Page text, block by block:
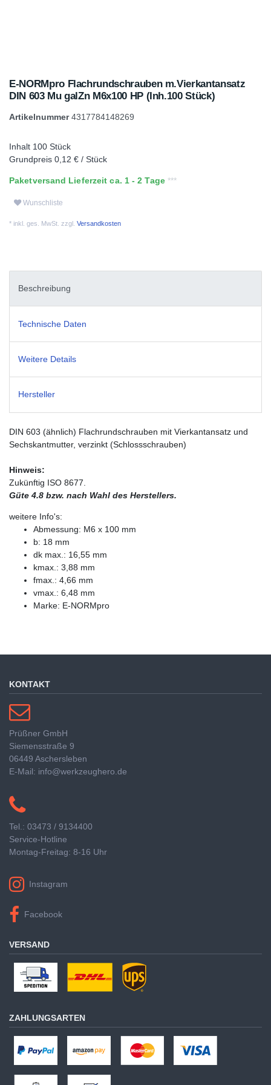
E-NORMpro Flachrundschrauben m.Vierkantansatz
DIN 603 Mu galZn M6x100 HP (Inh.100 Stück)
Artikelnummer4317784148269
Inhalt 100 Stück
Grundpreis 0,12 € / Stück
Paketversand Lieferzeit ca. 1 - 2 Tage
Wunschliste
* inkl. ges. MwSt. zzgl. Versandkosten
Beschreibung
Technische Daten
Weitere Details
Hersteller
DIN 603 (ähnlich) Flachrundschrauben mit Vierkantansatz und
Sechskantmutter, verzinkt (Schlossschrauben)
Hinweis:
Zukünftig ISO 8677.
Güte 4.8 bzw. nach Wahl des Herstellers.
weitere Info's:
Abmessung: M6 x 100 mm
b: 18 mm
dk max.: 16,55 mm
kmax.: 3,88 mm
fmax.: 4,66 mm
vmax.: 6,48 mm
Marke: E-NORMpro
KONTAKT
Prüßner GmbH
Siemensstraße 9
06449 Aschersleben
E-Mail: info@werkzeughero.de
Tel.: 03473 / 9134400
Service-Hotline
Montag-Freitag: 8-16 Uhr
Instagram
Facebook
VERSAND
ZAHLUNGSARTEN